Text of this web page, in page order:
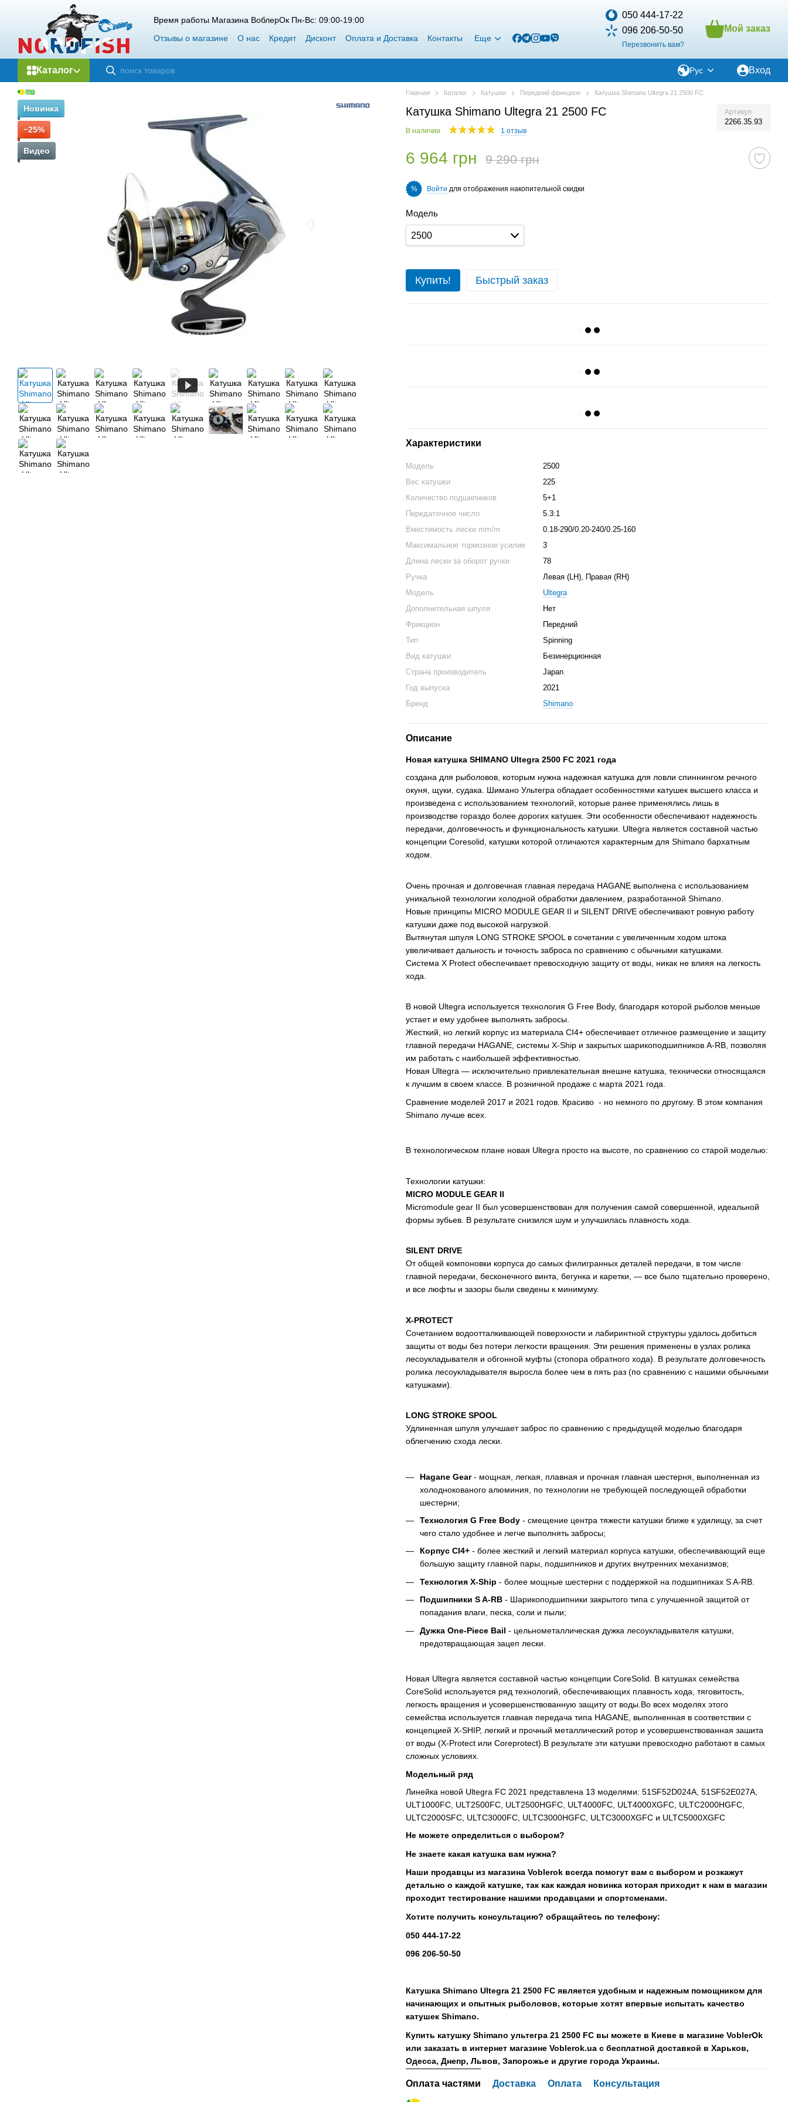
Перейти к основному контенту
Время работы Магазина ВоблерОк Пн-Вс: 09:00-19:00
Отзывы о магазине
О нас Кредит Дисконт Оплата и Доставка Контакты Еще
050 444-17-22
096 206-50-50
Перезвонить вам?
Мой заказ
Каталог Рус Вход
Новинка
−25%
Видео
Главная Каталог Катушки Передний фрикцион Катушка Shimano Ultegra 21 2500 FC
Катушка Shimano Ultegra 21 2500 FC Артикул
2266.35.93
В наличии 1 отзыв
6 964 грн 9 290 грн
% Войти для отображения накопительной скидки
Модель
2500
Купить! Быстрый заказ
Характеристики
Модель
2500
Вес катушки
225
Количество подшипников
5+1
Передаточное число
5.3:1
Вместимость лески mm/m
0.18-290/0.20-240/0.25-160
Максимальное тормозное усилие
3
Длина лески за оборот ручки
78
Ручка
Левая (LH), Правая (RH)
Модель
Ultegra
Дополнительная шпуля
Нет
Фрикцион
Передний
Тип
Spinning
Вид катушки
Безинерционная
Страна производитель
Japan
Год выпуска
2021
Бренд
Shimano
Описание
Новая катушка SHIMANO Ultegra 2500 FC 2021 года
создана для рыболовов, которым нужна надежная катушка для ловли спиннингом речного
окуня, щуки, судака. Шимано Ультегра обладает особенностями катушек высшего класса и
произведена с использованием технологий, которые ранее применялись лишь в
производстве гораздо более дорогих катушек. Эти особенности обеспечивают надежность
передачи, долговечность и функциональность катушки. Ultegra является составной частью
концепции Coresolid, катушки которой отличаются характерным для Shimano бархатным
ходом.
Очень прочная и долговечная главная передача HAGANE выполнена с использованием
уникальной технологии холодной обработки давлением, разработанной Shimano.
Новые принципы MICRO MODULE GEAR II и SILENT DRIVE обеспечивают ровную работу
катушки даже под высокой нагрузкой.
Вытянутая шпуля LONG STROKE SPOOL в сочетании с увеличенным ходом штока
увеличивает дальность и точность заброса по сравнению с обычными катушками.
Система X Protect обеспечивает превосходную защиту от воды, никак не влияя на легкость
хода.
В новой Ultegra используется технология G Free Body, благодаря которой рыболов меньше
устает и ему удобнее выполнять забросы.
Жесткий, но легкий корпус из материала CI4+ обеспечивает отличное размещение и защиту
главной передачи HAGANE, системы X-Ship и закрытых шарикоподшипников A-RB, позволяя
им работать с наибольшей эффективностью.
Новая Ultegra — исключительно привлекательная внешне катушка, технически относящаяся
к лучшим в своем классе. В розничной продаже с марта 2021 года.
Cравнение моделей 2017 и 2021 годов. Красиво - но немного по другому. В этом компания
Shimano лучше всех.
В технологическом плане новая Ultegra просто на высоте, по сравнению со старой моделью:
Технологии катушки:
MICRO MODULE GEAR II
Micromodule gear II был усовершенствован для получения самой совершенной, идеальной
формы зубьев. В результате снизился шум и улучшилась плавность хода.
SILENT DRIVE
От общей компоновки корпуса до самых филигранных деталей передачи, в том числе
главной передачи, бесконечного винта, бегунка и каретки, — все было тщательно проверено,
и все люфты и зазоры были сведены к минимуму.
X-PROTECT
Сочетанием водоотталкивающей поверхности и лабиринтной структуры удалось добиться
защиты от воды без потери легкости вращения. Эти решения применены в узлах ролика
лесоукладывателя и обгонной муфты (стопора обратного хода). В результате долговечность
ролика лесоукладывателя выросла более чем в пять раз (по сравнению с нашими обычными
катушками).
LONG STROKE SPOOL
Удлиненная шпуля улучшает заброс по сравнению с предыдущей моделью благодаря
облегчению схода лески.
Hagane Gear- мощная, легкая, плавная и прочная главная шестерня, выполненная из
холоднокованого алюминия, по технологии не требующей последующей обработки
шестерни;
Технология G Free Body - смещение центра тяжести катушки ближе к удилищу, за счет
чего стало удобнее и легче выполнять забросы;
Корпус CI4+ - более жесткий и легкий материал корпуса катушки, обеспечивающий еще
большую защиту главной пары, подшипников и других внутренних механизмов;
Технология X-Ship - более мощные шестерни с поддержкой на подшипниках S A-RB.
Подшипники S A-RB - Шарикоподшипники закрытого типа с улучшенной защитой от
попадания влаги, песка, соли и пыли;
Дужка One-Piece Bail - цельнометаллическая дужка лесоукладывателя катушки,
предотвращающая зацеп лески.
Новая Ultegra является составной частью концепции CoreSolid. В катушках семейства
CoreSolid используется ряд технологий, обеспечивающих плавность хода, тяговитость,
легкость вращения и усовершенствованную защиту от воды.Во всех моделях этого
семейства используется главная передача типа HAGANE, выполненная в соответствии с
концепцией X-SHIP, легкий и прочный металлический ротор и усовершенствованная зашита
от воды (X-Protect или Coreprotect).В результате эти катушки превосходно работают в самых
сложных условиях.
Модельный ряд
Линейка новой Ultegra FC 2021 представлена 13 моделями: 51SF52D024A, 51SF52E027A,
ULT1000FC, ULT2500FC, ULT2500HGFC, ULT4000FC, ULT4000XGFC, ULTC2000HGFC,
ULTC2000SFC, ULTC3000FC, ULTC3000HGFC, ULTC3000XGFC и ULTC5000XGFC
Не можете определиться с выбором?
Не знаете какая катушка вам нужна?
Наши продавцы из магазина Voblerok всегда помогут вам с выбором и розкажут
детально о каждой катушке, так как каждая новинка которая приходит к нам в магазин
проходит тестирование нашими продавцами и спортсменами.
Хотите получить консультацию? обращайтесь по телефону:
050 444-17-22
096 206-50-50
Катушка Shimano Ultegra 21 2500 FC является удобным и надежным помощником для
начинающих и опытных рыболовов, которые хотят впервые испытать качество
катушек Shimano.
Купить катушку Shimano ультегра 21 2500 FC вы можете в Киеве в магазине VoblerOk
или заказать в интернет магазине Voblerok.ua с бесплатной доставкой в Харьков,
Одесса, Днепр, Львов, Запорожье и другие города Украины.
Оплата частями Доставка Оплата Консультация